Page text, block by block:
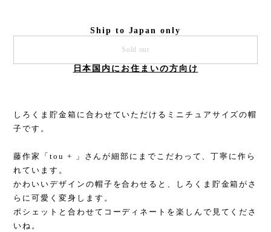
Ship to Japan only
Sold out
日本国内にお住まいの方向け
しろくま貯金箱に合わせていただけるミニチュアサイズの帽
子です。
藤作家「tou + 」さんが細部にまでこだわって、丁寧に作ら
れています。
かわいいデザインの帽子を合わせると、しろくま貯金箱がさ
らに可愛く変身します。
ポシェットと合わせてコーディネートを楽しんで見てくださ
いね。